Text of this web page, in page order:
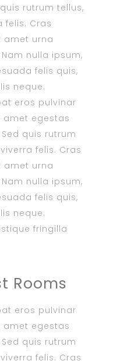
rutrum tellus,
felis. Cras
amet urna
nulla ipsum,
felis quis,
neque.
eros pulvinar
amet egestas
quis rutrum
felis. Cras
amet urna
nulla ipsum,
felis quis,
neque.
fringilla
Rooms
eros pulvinar
amet egestas
quis rutrum
felis. Cras